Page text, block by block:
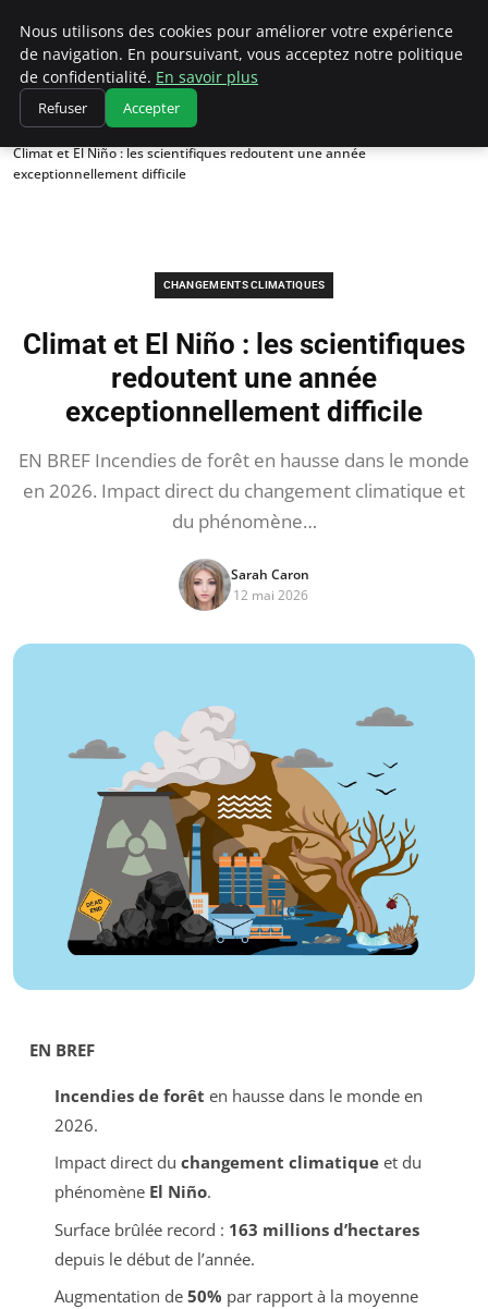
Climatedebtagents
Accueil
Changements climatiques
Climat et El Niño : les scientifiques redoutent une année
exceptionnellement difficile
CHANGEMENTS CLIMATIQUES
Climat et El Niño : les scientifiques
redoutent une année
exceptionnellement difficile
EN BREF Incendies de forêt en hausse dans le monde
en 2026. Impact direct du changement climatique et
du phénomène…
Sarah Caron
12 mai 2026
EN BREF
Incendies de forêt en hausse dans le monde en
2026.
Impact direct du changement climatiqueet du
phénomène El Niño.
Surface brûlée record : 163 millions d’hectares
depuis le début de l’année.
Augmentation de 50% par rapport à la moyenne
Nous utilisons des cookies pour améliorer votre expérience
de navigation. En poursuivant, vous acceptez notre politique
de confidentialité. En savoir plus
Refuser Accepter